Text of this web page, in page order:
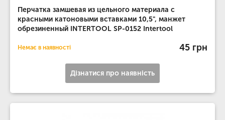
Перчатка замшевая из цельного материала с
красными катоновыми вставками 10,5", манжет
обрезиненный INTERTOOL SP-0152 Intertool
Немає в наявності 45 грн
Дізнатися про наявність